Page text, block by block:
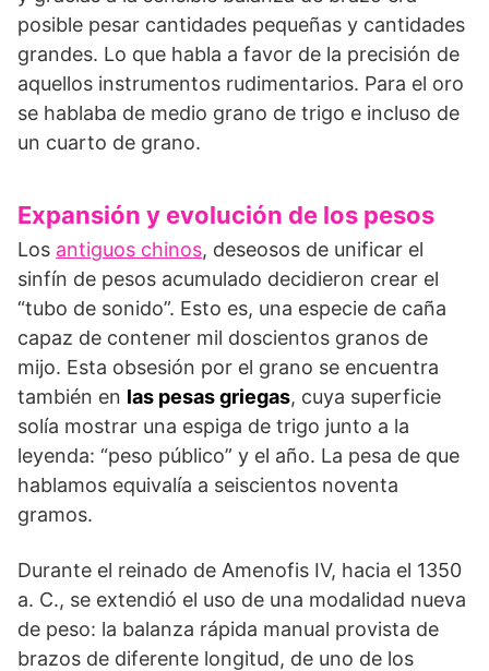
posible pesar cantidades pequeñas y cantidades
grandes. Lo que habla a favor de la precisión de
aquellos instrumentos rudimentarios. Para el oro
se hablaba de medio grano de trigo e incluso de
un cuarto de grano.
Expansión y evolución de los pesos
Los antiguos chinos, deseosos de unificar el
sinfín de pesos acumulado decidieron crear el
“tubo de sonido”. Esto es, una especie de caña
capaz de contener mil doscientos granos de
mijo. Esta obsesión por el grano se encuentra
también en las pesas griegas, cuya superficie
solía mostrar una espiga de trigo junto a la
leyenda: “peso público” y el año. La pesa de que
hablamos equivalía a seiscientos noventa
gramos.
Durante el reinado de Amenofis IV, hacia el 1350
a. C., se extendió el uso de una modalidad nueva
de peso: la balanza rápida manual provista de
brazos de diferente longitud, de uno de los